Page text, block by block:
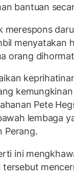
bantuan
merespons
menyatakan
orang
Pete
lembaga
Perang.
ini